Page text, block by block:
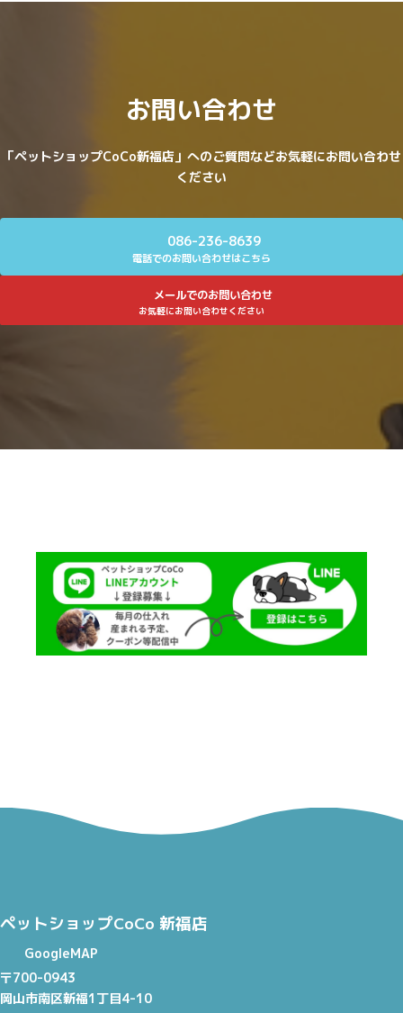
お問い合わせ
「ペットショップCoCo新福店」へのご質問などお気軽にお問い合わせ
ください
086-236-8639
電話でのお問い合わせはこちら
メールでのお問い合わせ
お気軽にお問い合わせください
ペットショップCoCo 新福店
GoogleMAP
〒700-0943
岡山市南区新福1丁目4-10